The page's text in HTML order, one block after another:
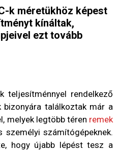
k méretükhöz képest
kínáltak,
ezt tovább
teljesítménnyel rendelkező
bizonyára találkoztak már a
melyek legtöbb téren remek
személyi számítógépeknek.
hogy újabb lépést tesz a